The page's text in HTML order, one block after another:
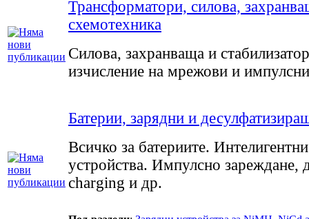
Трансформатори, силова,
схемотехника
Силова, захранваща и
изчисление на мрежови и
Батерии, зарядни и
Всичко за батериите.
устройства. Импулсно зареждане,
charging и др.